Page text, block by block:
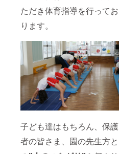
ただき体育指導を行ってお
ります。
子ども達はもちろん、保護
者の皆さま、園の先生方と